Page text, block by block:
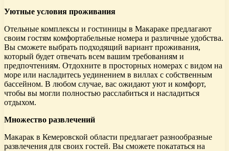
Уютные условия проживания
Отельные комплексы и гостиницы в Макараке предлагают
своим гостям комфортабельные номера и различные удобства.
Вы сможете выбрать подходящий вариант проживания,
который будет отвечать всем вашим требованиям и
предпочтениям. Отдохните в просторных номерах с видом на
море или насладитесь уединением в виллах с собственным
бассейном. В любом случае, вас ожидают уют и комфорт,
чтобы вы могли полностью расслабиться и насладиться
отдыхом.
Множество развлечений
Макарак в Кемеровской области предлагает разнообразные
развлечения для своих гостей. Вы сможете покататься на